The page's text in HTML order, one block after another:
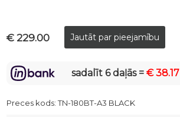
€ 229.00
sadalīt 6 daļās =€ 38.17
Preces kods:TN-180BT-A3 BLACK